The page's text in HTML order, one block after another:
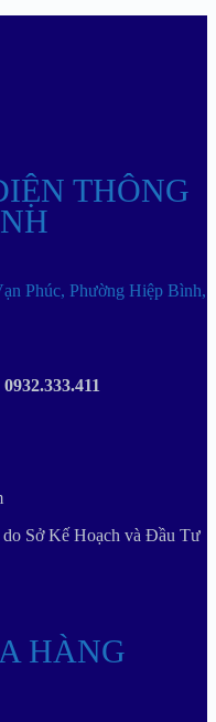
THÔNG
Phúc, Phường Hiệp Bình,
Sở Kế Hoạch và Đầu Tư
HÀNG